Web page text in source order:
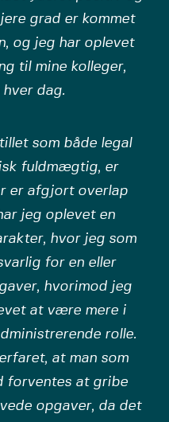
grad er kommet
og jeg har oplevet
til mine kolleger,
dag.
som både legal
fuldmægtig, er
er afgjort overlap
jeg oplevet en
hvor jeg som
for en eller
hvorimod jeg
at være mere i
rolle.
at man som
forventes at gribe
opgaver, da det